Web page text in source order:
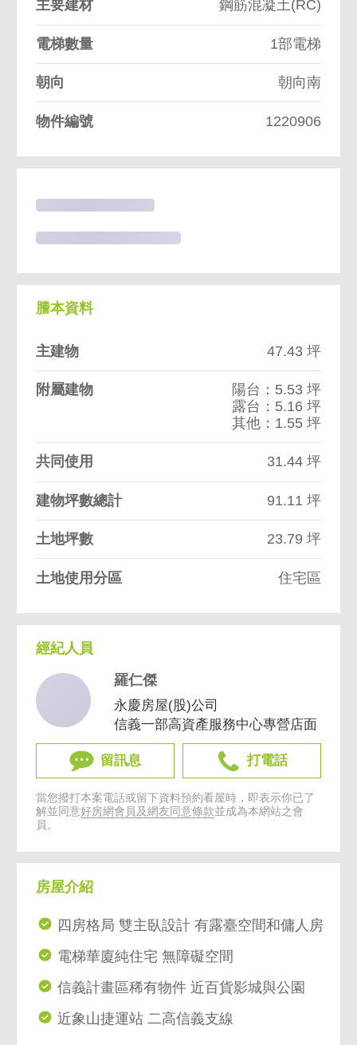
主要建材 鋼筋混凝土(RC)
電梯數量 1部電梯
朝向 朝向南
物件編號 1220906
有其他樓的物件
一樣格局的物件
謄本資料
主建物 47.43 坪
附屬建物
陽台：5.53 坪
露台：5.16 坪
其他：1.55 坪
共同使用 31.44 坪
建物坪數總計 91.11 坪
土地坪數 23.79 坪
土地使用分區 住宅區
經紀人員
羅仁傑
永慶房屋(股)公司
信義一部高資產服務中心專營店面
留訊息 打電話
當您撥打本案電話或留下資料預約看屋時，即表示你已了
解並同意好房網會員及網友同意條款並成為本網站之會
員。
房屋介紹
四房格局 雙主臥設計 有露臺空間和傭人房
電梯華廈純住宅 無障礙空間
信義計畫區稀有物件 近百貨影城與公園
近象山捷運站 二高信義支線